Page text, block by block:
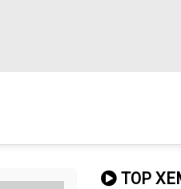
TOP